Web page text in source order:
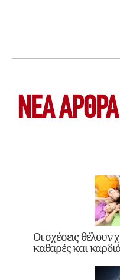
ΝΕΑ ΆΡΘΡΑ
Οι σχέσεις θέλουν
καθαρές και